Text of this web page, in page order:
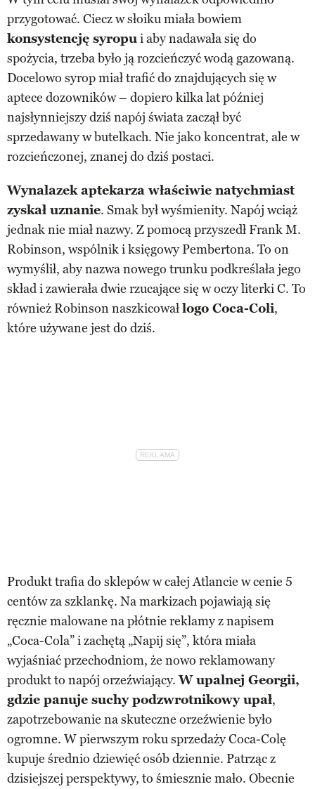
przygotować. Ciecz w słoiku miała bowiem
konsystencję syropui aby nadawała się do
spożycia, trzeba było ją rozcieńczyć wodą gazowaną.
Docelowo syrop miał trafić do znajdujących się w
aptece dozowników – dopiero kilka lat później
najsłynniejszy dziś napój świata zaczął być
sprzedawany w butelkach. Nie jako koncentrat, ale w
rozcieńczonej, znanej do dziś postaci.
Wynalazek aptekarza właściwie natychmiast
zyskał uznanie. Smak był wyśmienity. Napój wciąż
jednak nie miał nazwy. Z pomocą przyszedł Frank M.
Robinson, wspólnik i księgowy Pembertona. To on
wymyślił, aby nazwa nowego trunku podkreślała jego
skład i zawierała dwie rzucające się w oczy literki C. To
również Robinson naszkicowałlogo Coca-Coli,
które używane jest do dziś.
Produkt trafia do sklepów w całej Atlancie w cenie 5
centów za szklankę. Na markizach pojawiają się
ręcznie malowane na płótnie reklamy z napisem
„Coca-Cola” i zachętą „Napij się”, która miała
wyjaśniać przechodniom, że nowo reklamowany
produkt to napój orzeźwiający.W upalnej Georgii,
gdzie panuje suchy podzwrotnikowy upał,
zapotrzebowanie na skuteczne orzeźwienie było
ogromne. W pierwszym roku sprzedaży Coca-Colę
kupuje średnio dziewięć osób dziennie. Patrząc z
dzisiejszej perspektywy, to śmiesznie mało. Obecnie